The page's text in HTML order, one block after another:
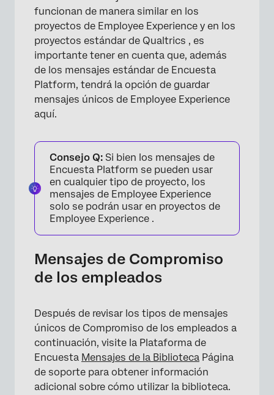
funcionan de manera similar en los
proyectos de Employee Experience y en los
proyectos estándar de Qualtrics , es
importante tener en cuenta que, además
de los mensajes estándar de Encuesta
Platform, tendrá la opción de guardar
mensajes únicos de Employee Experience
aquí.
Consejo Q: Si bien los mensajes de
Encuesta Platform se pueden usar
en cualquier tipo de proyecto, los
mensajes de Employee Experience
solo se podrán usar en proyectos de
Employee Experience .
Mensajes de Compromiso
de los empleados
Después de revisar los tipos de mensajes
únicos de Compromiso de los empleados a
continuación, visite la Plataforma de
Encuesta Mensajes de la Biblioteca Página
de soporte para obtener información
adicional sobre cómo utilizar la biblioteca.